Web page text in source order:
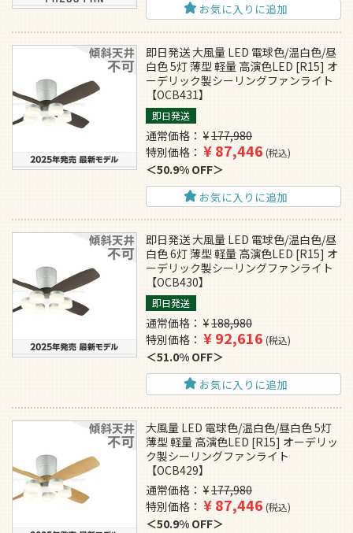
お気に入りに追加
即日発送 大風量 LED 電球色/温白色/昼
白色 5灯 薄型 軽量 高演色LED [R15] オ
ーデリック製シーリングファンライト
【OCB431】
即日発送
通常価格 ¥177,980
特別価格
¥87,446 税込
50.9% OFF
お気に入りに追加
即日発送 大風量 LED 電球色/温白色/昼
白色 6灯 薄型 軽量 高演色LED [R15] オ
ーデリック製シーリングファンライト
【OCB430】
即日発送
通常価格 ¥188,980
特別価格
¥92,616 税込
51.0% OFF
お気に入りに追加
大風量 LED 電球色/温白色/昼白色 5灯
薄型 軽量 高演色LED [R15] オーデリッ
ク製シーリングファンライト
【OCB429】
通常価格
¥177,980
特別価格
¥87,446 税込
50.9% OFF